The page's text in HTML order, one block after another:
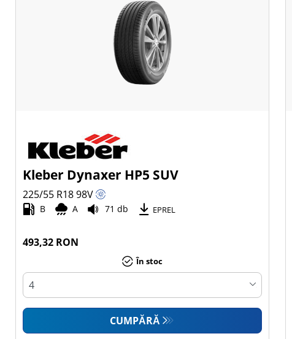
Kleber Dynaxer HP5 SUV
225/55 R1898V
B A 71 db EPREL
493,32 RON
În stoc
CUMPĂRĂ